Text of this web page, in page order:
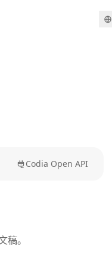
Codia Open API
。